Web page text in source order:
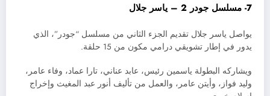
7- مسلسل جودر 2 – ياسر جلال
يواصل ياسر جلال تقديم الجزء الثاني من مسلسل “جودر”، الذي
يدور في إطار تشويقي درامي مكون من 15 حلقة.
ويشاركه البطولة ياسمين رئيس، عابد عناني، تارا عماد، وفاء عامر،
وليد فواز، وأيتن عامر، والعمل من تأليف أنور عبد المغيث وإخراج